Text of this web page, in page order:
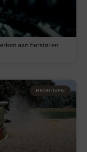
aan herstel en
BEDRIJVEN